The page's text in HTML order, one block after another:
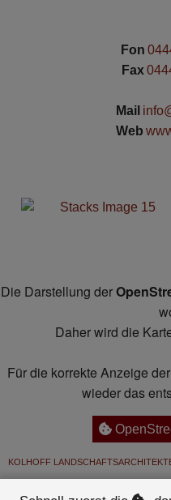
Fon
Fax
Mail
Web
Die Darstellung der
Daher wird die
Für die korrekte Anzeige
wieder das
KOLHOFF